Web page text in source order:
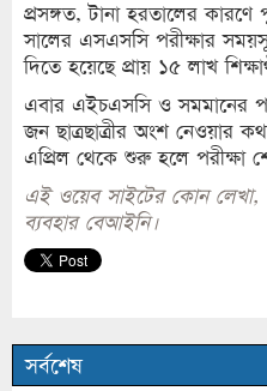
প্রসঙ্গত, টানা হরতালের
সালের এসএসসি পরীক্ষার
দিতে হয়েছে প্রায় ১৫ লাখ
এবার এইচএসসি ও সমমানের
জন ছাত্রছাত্রীর অংশ নেওয়ার
এপ্রিল থেকে শুরু হলে পরীক্ষা
এই ওয়েব সাইটের কোন লেখা,
ব্যবহার বেআইনি।
সর্বশেষ